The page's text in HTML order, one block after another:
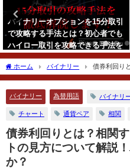
ハイローオーストラリアの取引
はMT4は必要か？MT4を導入
メリットと分析法について解
ホーム バイナリー
債券利回り
方について解説！バイナリーで使えるの
バイナリー 為替用語 バイナリ
チャート 通貨ペア 相関
債券利回りとは？相関
トの見方について解説
か？